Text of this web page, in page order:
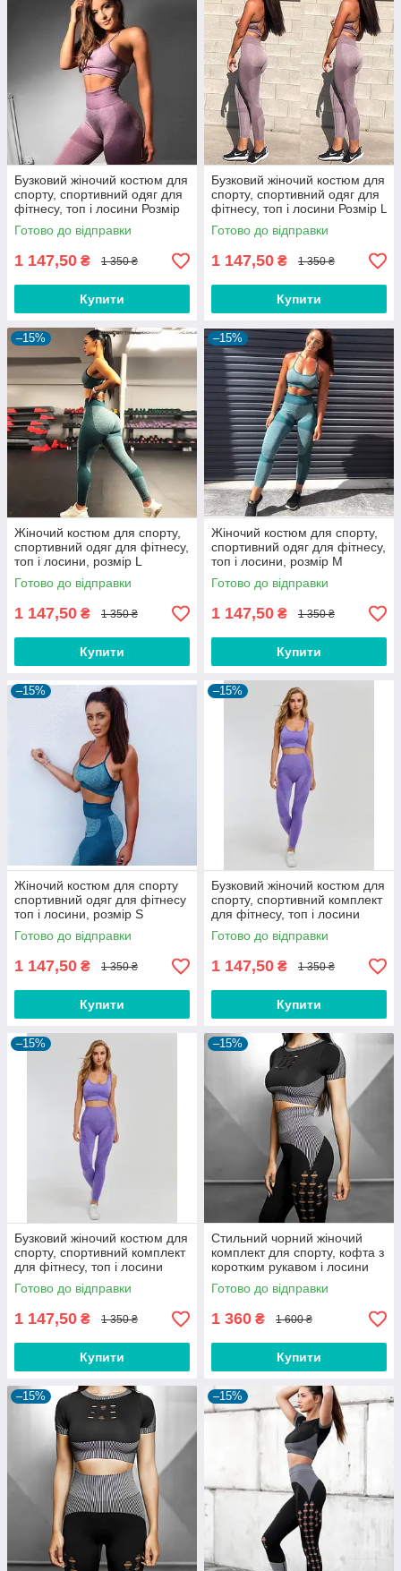
Бузковий жіночий костюм для
спорту, спортивний одяг для
фітнесу, топ і лосини Розмір
S (44-46)
Готово до відправки
1 147,50 ₴ 1 350 ₴
Купити
Бузковий жіночий костюм для
спорту, спортивний одяг для
фітнесу, топ і лосини Розмір L
(48-50)
Готово до відправки
1 147,50 ₴ 1 350 ₴
Купити
–15%
Жіночий костюм для спорту,
спортивний одяг для фітнесу,
топ і лосини, розмір L
Готово до відправки
1 147,50 ₴ 1 350 ₴
Купити
–15%
Жіночий костюм для спорту,
спортивний одяг для фітнесу,
топ і лосини, розмір М
Готово до відправки
1 147,50 ₴ 1 350 ₴
Купити
–15%
Жіночий костюм для спорту
спортивний одяг для фітнесу
топ і лосини, розмір S
Готово до відправки
1 147,50 ₴ 1 350 ₴
Купити
–15%
Бузковий жіночий костюм для
спорту, спортивний комплект
для фітнесу, топ і лосини
Розмір S (42-44)
Готово до відправки
1 147,50 ₴ 1 350 ₴
Купити
–15%
Бузковий жіночий костюм для
спорту, спортивний комплект
для фітнесу, топ і лосини
Розмір L (46-48)
Готово до відправки
1 147,50 ₴ 1 350 ₴
Купити
–15%
Стильний чорний жіночий
комплект для спорту, кофта з
коротким рукавом і лосини
(легенси) Розмір M (46)
Готово до відправки
1 360 ₴ 1 600 ₴
Купити
–15% –15%